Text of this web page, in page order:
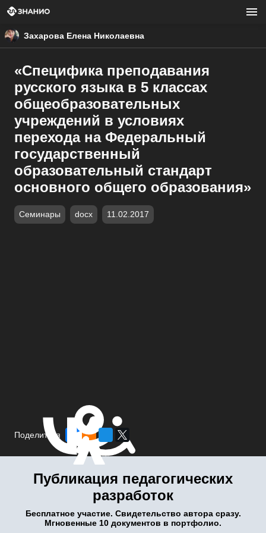
Захарова Елена Николаевна
«Специфика преподавания
русского языка в 5 классах
общеобразовательных
учреждений в условиях
перехода на Федеральный
государственный
образовательный стандарт
основного общего образования»
Семинары docx 11.02.2017
Поделиться
Публикация педагогических
разработок
Бесплатное участие. Свидетельство автора сразу.
Мгновенные 10 документов в портфолио.